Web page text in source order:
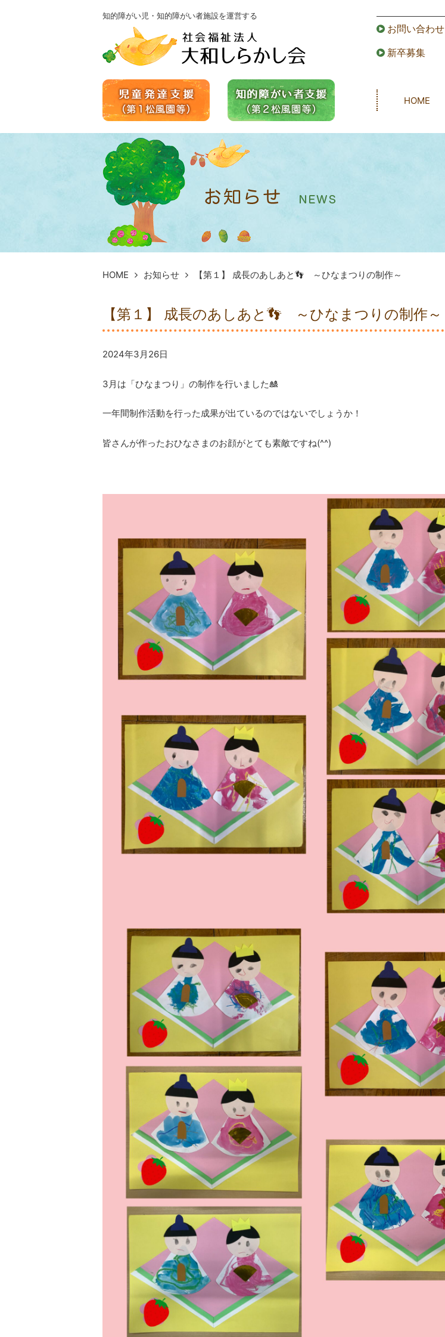
知的障がい児・知的障がい者施設を運営する
お問い合わせ
新卒募集
HOME
HOME お知らせ 【第１】 成長のあしあと👣 ～ひなまつりの制作～
【第１】 成長のあしあと👣 ～ひなまつりの制作～
2024年3月26日
3月は「ひなまつり」の制作を行いました🎎
一年間制作活動を行った成果が出ているのではないでしょうか！
皆さんが作ったおひなさまのお顔がとても素敵ですね(^^)